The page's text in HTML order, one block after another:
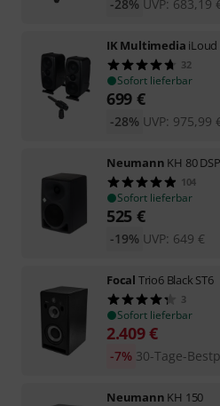
UVP: 683,19
-28%
IK Multimedia iLoud
32
Sofort lieferbar
699 €
UVP: 975,99
-28%
Neumann KH 80 DSP
104
Sofort lieferbar
525 €
UVP: 649 €
-19%
Focal Trio6 Black ST6
3
Sofort lieferbar
2.409€
30-Tage-
-7%
Neumann KH 150